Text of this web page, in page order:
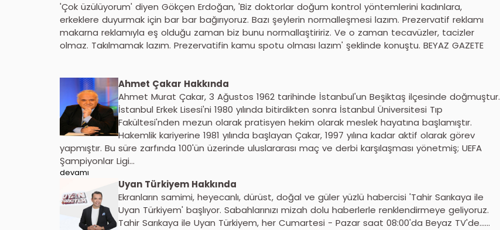
'Çok üzülüyorum' diyen Gökçen Erdoğan, 'Biz doktorlar doğum kontrol yöntemlerini kadınlara,
erkeklere duyurmak için bar bar bağırıyoruz. Bazı şeylerin normalleşmesi lazım. Prezervatif reklamı
makarna reklamıyla eş olduğu zaman biz bunu normallaştiririz. Ve o zaman tecavüzler, tacizler
olmaz. Takılmamak lazım. Prezervatifin kamu spotu olması lazım' şeklinde konuştu. BEYAZ GAZETE
Ahmet Çakar Hakkında
Ahmet Murat Çakar, 3 Ağustos 1962 tarihinde İstanbul'un Beşiktaş ilçesinde doğmuştur.
İstanbul Erkek Lisesi'ni 1980 yılında bitirdikten sonra İstanbul Üniversitesi Tıp
Fakültesi'nden mezun olarak pratisyen hekim olarak meslek hayatına başlamıştır.
Hakemlik kariyerine 1981 yılında başlayan Çakar, 1997 yılına kadar aktif olarak görev
yapmıştır. Bu süre zarfında 100'ün üzerinde uluslararası maç ve derbi karşılaşması yönetmiş; UEFA
Şampiyonlar Ligi...
devamı
Uyan Türkiyem Hakkında
Ekranların samimi, heyecanlı, dürüst, doğal ve güler yüzlü habercisi 'Tahir Sarıkaya ile
Uyan Türkiyem' başlıyor. Sabahlarınızı mizah dolu haberlerle renklendirmeye geliyoruz.
Tahir Sarıkaya ile Uyan Türkiyem, her Cumartesi - Pazar saat 08:00'da Beyaz TV'de......